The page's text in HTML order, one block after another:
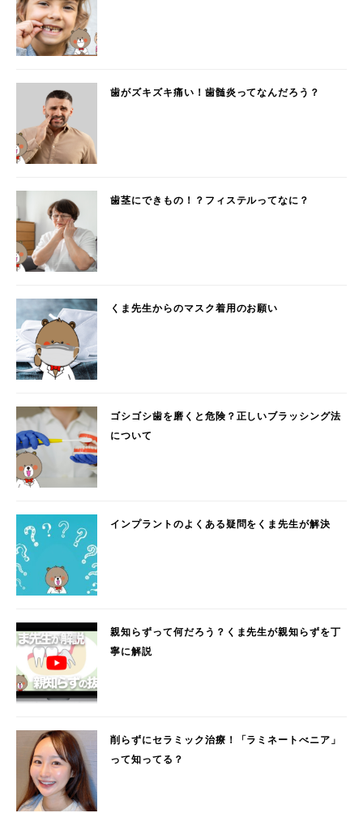
歯がズキズキ痛い！歯髄炎ってなんだろう？
歯茎にできもの！？フィステルってなに？
くま先生からのマスク着用のお願い
ゴシゴシ歯を磨くと危険？正しいブラッシング法
について
インプラントのよくある疑問をくま先生が解決
親知らずって何だろう？くま先生が親知らずを丁
寧に解説
削らずにセラミック治療！「ラミネートべニア」
って知ってる？